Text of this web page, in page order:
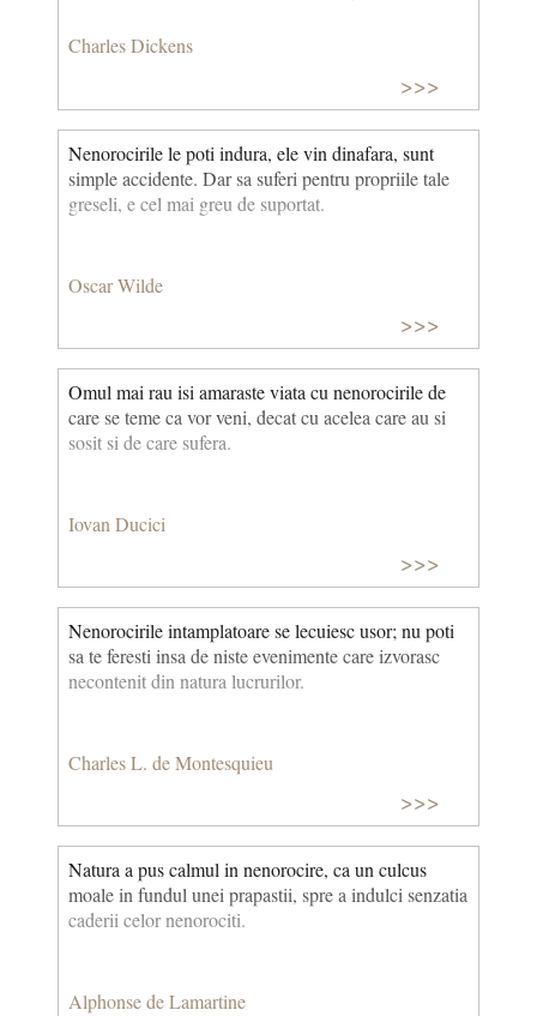
Charles Dickens
>>>
Nenorocirile le poti indura, ele vin dinafara, sunt
simple accidente. Dar sa suferi pentru propriile tale
greseli, e cel mai greu de suportat.
Oscar Wilde
>>>
Omul mai rau isi amaraste viata cu nenorocirile de
care se teme ca vor veni, decat cu acelea care au si
sosit si de care sufera.
Iovan Ducici
>>>
Nenorocirile intamplatoare se lecuiesc usor; nu poti
sa te feresti insa de niste evenimente care izvorasc
necontenit din natura lucrurilor.
Charles L. de Montesquieu
>>>
Natura a pus calmul in nenorocire, ca un culcus
moale in fundul unei prapastii, spre a indulci senzatia
caderii celor nenorociti.
Alphonse de Lamartine